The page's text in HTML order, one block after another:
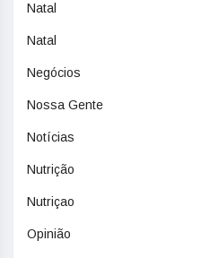
Natal
Natal
Negócios
Nossa Gente
Notícias
Nutrição
Nutriçao
Opinião